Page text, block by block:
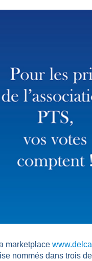
marketplace
nommés dans trois